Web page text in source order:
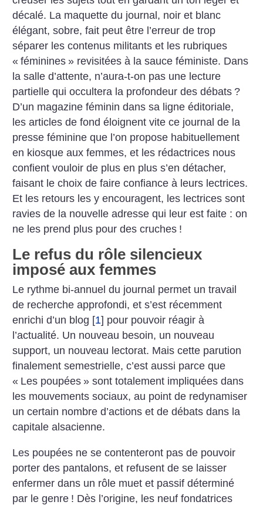
décalé. La maquette du journal, noir et blanc
élégant, sobre, fait peut être l’erreur de trop
séparer les contenus militants et les rubriques
« féminines » revisitées à la sauce féministe. Dans
la salle d’attente, n’aura-t-on pas une lecture
partielle qui occultera la profondeur des débats ?
D’un magazine féminin dans sa ligne éditoriale,
les articles de fond éloignent vite ce journal de la
presse féminine que l’on propose habituellement
en kiosque aux femmes, et les rédactrices nous
confient vouloir de plus en plus s’en détacher,
faisant le choix de faire confiance à leurs lectrices.
Et les retours les y encouragent, les lectrices sont
ravies de la nouvelle adresse qui leur est faite : on
ne les prend plus pour des cruches !
Le refus du rôle silencieux
imposé aux femmes
Le rythme bi-annuel du journal permet un travail
de recherche approfondi, et s’est récemment
enrichi d’un blog [1] pour pouvoir réagir à
l’actualité. Un nouveau besoin, un nouveau
support, un nouveau lectorat. Mais cette parution
finalement semestrielle, c’est aussi parce que
« Les poupées » sont totalement impliquées dans
les mouvements sociaux, au point de redynamiser
un certain nombre d’actions et de débats dans la
capitale alsacienne.
Les poupées ne se contenteront pas de pouvoir
porter des pantalons, et refusent de se laisser
enfermer dans un rôle muet et passif déterminé
par le genre ! Dès l’origine, les neuf fondatrices